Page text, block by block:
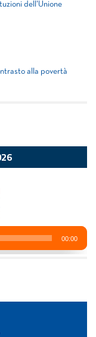
dell'Unione
alla povertà